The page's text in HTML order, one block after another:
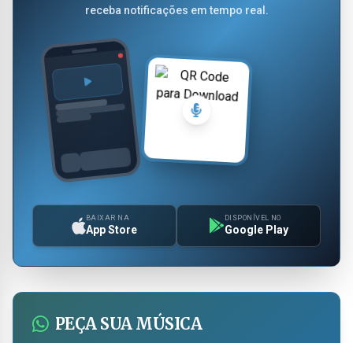
receba notificações em tempo real.
BAIXAR NA
App Store
DISPONÍVEL NO
Google Play
PEÇA SUA MÚSICA